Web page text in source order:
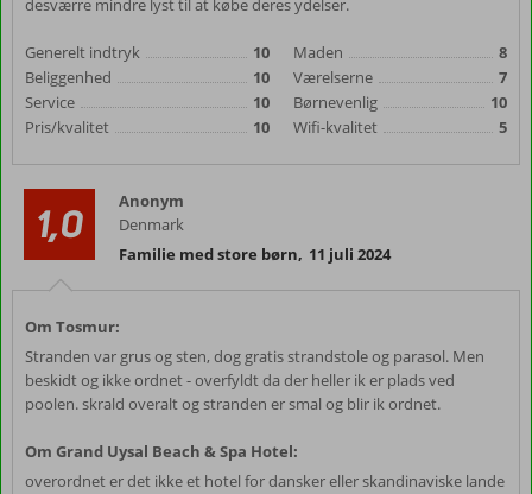
desværre mindre lyst til at købe deres ydelser.
Generelt indtryk
10
Beliggenhed
10
Service
10
Pris/kvalitet
10
Maden
8
Værelserne
7
Børnevenlig
10
Wifi-kvalitet
5
1,0
Anonym
Denmark
Familie med store børn, 11 juli 2024
Om Tosmur:
Stranden var grus og sten, dog gratis strandstole og parasol. Men
beskidt og ikke ordnet - overfyldt da der heller ik er plads ved
poolen. skrald overalt og stranden er smal og blir ik ordnet.
Om Grand Uysal Beach & Spa Hotel:
overordnet er det ikke et hotel for dansker eller skandinaviske lande